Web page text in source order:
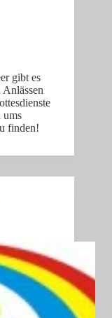
gibt es
ums
finden!